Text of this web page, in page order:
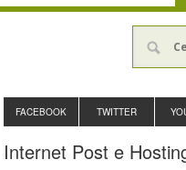
FACEBOOK TWITTER
Internet Post e